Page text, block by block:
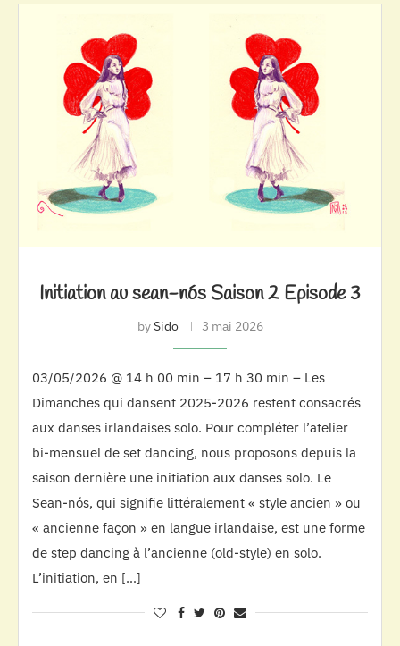
Initiation au sean-nós Saison 2 Episode 3
bySido 3 mai 2026
03/05/2026 @ 14 h 00 min – 17 h 30 min – Les
Dimanches qui dansent 2025-2026 restent consacrés
aux danses irlandaises solo. Pour compléter l’atelier
bi-mensuel de set dancing, nous proposons depuis la
saison dernière une initiation aux danses solo. Le
Sean-nós, qui signifie littéralement « style ancien » ou
« ancienne façon » en langue irlandaise, est une forme
de step dancing à l’ancienne (old-style) en solo.
L’initiation, en […]